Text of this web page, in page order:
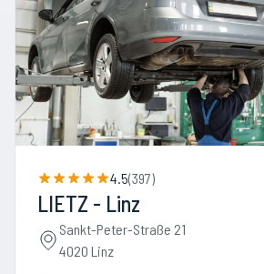
4.5(397)
LIETZ - Linz
Sankt-Peter-Straße 21
4020 Linz